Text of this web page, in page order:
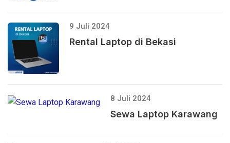
9 Juli 2024
Rental Laptop di Bekasi
8 Juli 2024
Sewa Laptop Karawang